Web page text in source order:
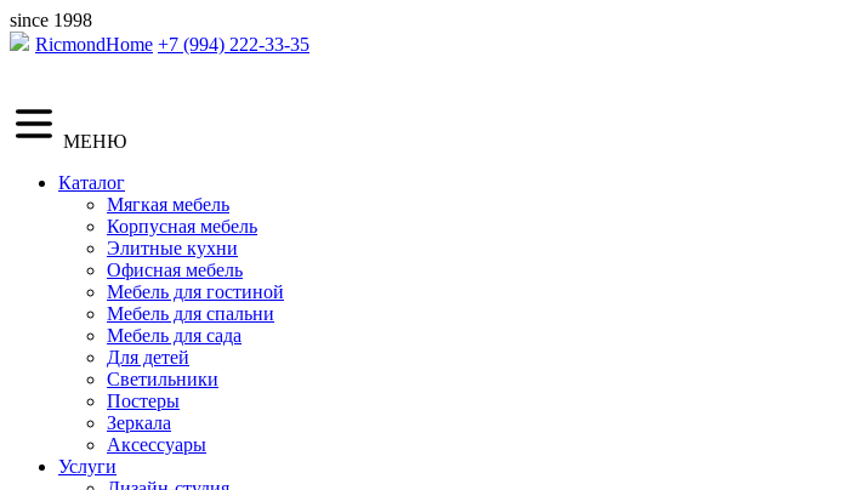
since 1998
RicmondHome +7 (994) 222-33-35
МЕНЮ
Каталог
Мягкая мебель
Корпусная мебель
Элитные кухни
Офисная мебель
Мебель для гостиной
Мебель для спальни
Мебель для сада
Для детей
Светильники
Постеры
Зеркала
Аксессуары
Услуги